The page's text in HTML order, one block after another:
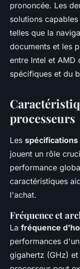
prononcée. Les
solutions
telles que la
documents et les
entre Intel et AMD
spécifiques et du
processeurs
Les
jouent un rôle
performance
caractéristiques
l'achat.
Fréquence et
La fréquence
performances
gigahertz (GHz)